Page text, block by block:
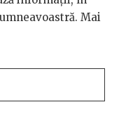
Mai